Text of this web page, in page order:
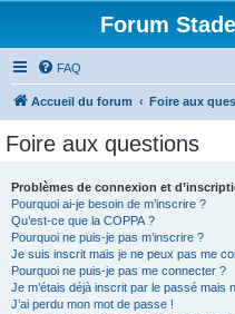
Forum
FAQ
Accueil du forum Foire aux
Foire aux questions
Problèmes de connexion et
Pourquoi ai-je besoin de m’inscrire ?
Qu’est-ce que la COPPA ?
Pourquoi ne puis-je pas m’inscrire ?
Je suis inscrit mais je ne peux pas me
Pourquoi ne puis-je pas me connecter ?
Je m’étais déjà inscrit par le passé
J’ai perdu mon mot de passe !